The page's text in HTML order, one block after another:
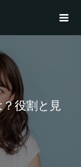
役割と見